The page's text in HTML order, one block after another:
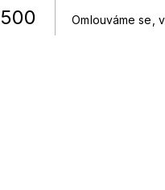
500 Omlouváme se,